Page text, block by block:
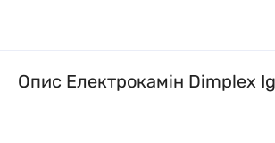
Опис Електрокамін Dimplex